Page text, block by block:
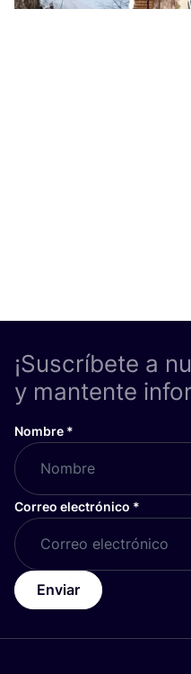
¡Suscríbete a
y mantente
Nombre *
Correo electrónico *
Enviar